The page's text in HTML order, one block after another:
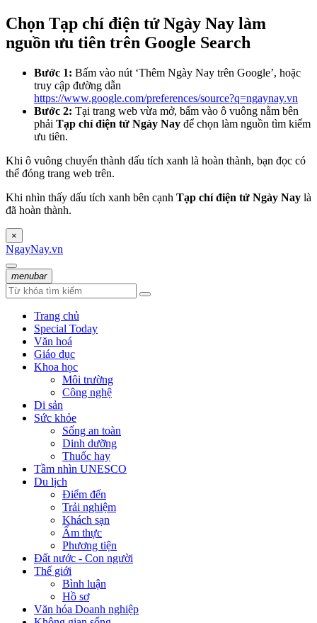
Chọn Tạp chí điện tử Ngày Nay làm
nguồn ưu tiên trên Google Search
Bước 1: Bấm vào nút ‘Thêm Ngày Nay trên Google’, hoặc
truy cập đường dẫn
https://www.google.com/preferences/source?q=ngaynay.vn
Bước 2: Tại trang web vừa mở, bấm vào ô vuông nằm bên
phải Tạp chí điện tử Ngày Nay để chọn làm nguồn tìm kiếm
ưu tiên.
Khi ô vuông chuyển thành dấu tích xanh là hoàn thành, bạn đọc có
thể đóng trang web trên.
Khi nhìn thấy dấu tích xanh bên cạnh Tạp chí điện tử Ngày Nay là
đã hoàn thành.
×
NgayNay.vn
menubar
Trang chủ
Special Today
Văn hoá
Giáo dục
Khoa học
Môi trường
Công nghệ
Di sản
Sức khỏe
Sống an toàn
Dinh dưỡng
Thuốc hay
Tầm nhìn UNESCO
Du lịch
Điểm đến
Trải nghiệm
Khách sạn
Ẩm thực
Phương tiện
Đất nước - Con người
Thế giới
Bình luận
Hồ sơ
Văn hóa Doanh nghiệp